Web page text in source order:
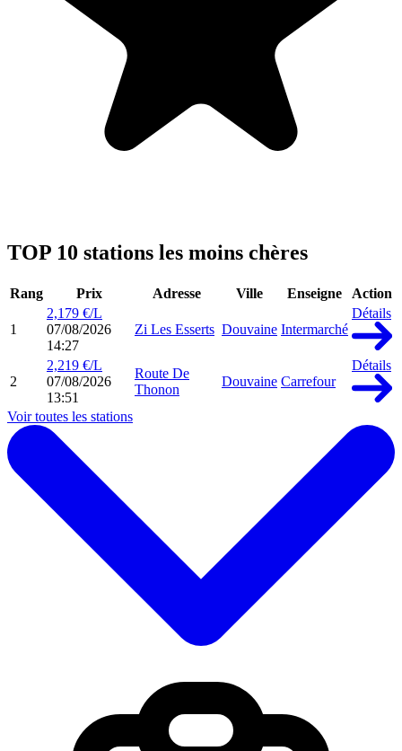
TOP 10 stations les moins chères
Rang Prix Adresse Ville Enseigne Action
1
2,179 €/L
07/08/2026
14:27
Zi Les Esserts Douvaine Intermarché
Détails
2
2,219 €/L
07/08/2026
13:51
Route De
Thonon
Douvaine Carrefour
Détails
Voir toutes les stations